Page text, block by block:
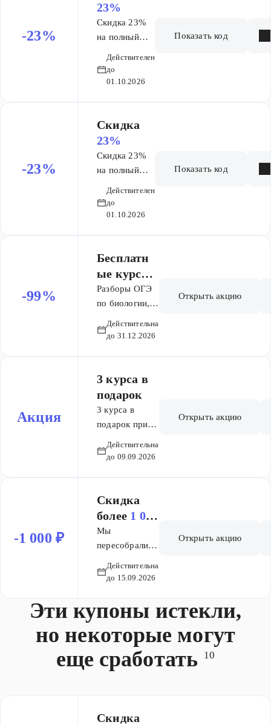
-23%
23%
Скидка 23%
на полный
ЕГЭ 9 мес
Действителен
до
01.10.2026
Показать код
-23%
Скидка
23%
Скидка 23%
на полный
ОГЭ 9 мес
Действителен
до
01.10.2026
Показать код
-99%
Бесплатн
ые курсы
для
подготовк
и к
экзаменам
Разборы ОГЭ
по биологии,
математика,
бесплатно
онлайн школе
Действительна
до 31.12.2026
Открыть акцию
Акция
3 курса в
подарок
3 курса в
подарок при
полного курса
пользователей.
Действует на 1
покупку.
Суммируется
акциями.
Действует на
Основы Без
скидки.
Действительна
до 09.09.2026
Открыть акцию
-1 000 ₽
Скидка
более 1 000
₽
Мы
пересобрали
Основу! Новые
предмет 3 912
₽ — при
оплате всего
курса + 3
подготовке по
Действительна
до 15.09.2026
Открыть акцию
Эти купоны истекли,
но некоторые могут
еще сработать
10
Скидка